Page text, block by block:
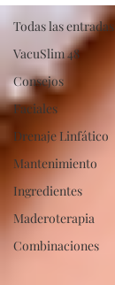
Todas las entradas
VacuSlim 48
Consejos
Faciales
Drenaje Linfático
Mantenimiento
Ingredientes
Maderoterapia
Combinaciones